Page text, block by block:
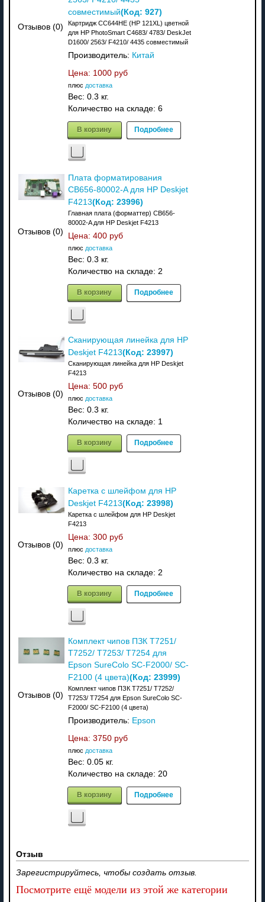
Отзывов (0)
совместимый(Код: 927)
Картридж CC644HE (HP 121XL) цветной
для HP PhotoSmart C4683/ 4783/ DeskJet
D1600/ 2563/ F4210/ 4435 совместимый
Производитель: Китай
Цена: 1000 руб
плюс доставка
Вес: 0.3 кг.
Количество на складе: 6
В корзину Подробнее
Отзывов (0)
Плата форматирования
CB656-80002-A для HP Deskjet
F4213(Код: 23996)
Главная плата (форматтер) CB656-
80002-A для HP Deskjet F4213
Цена: 400 руб
плюс доставка
Вес: 0.3 кг.
Количество на складе: 2
В корзину Подробнее
Отзывов (0)
Сканирующая линейка для HP
Deskjet F4213(Код: 23997)
Сканирующая линейка для HP Deskjet
F4213
Цена: 500 руб
плюс доставка
Вес: 0.3 кг.
Количество на складе: 1
В корзину Подробнее
Отзывов (0)
Каретка с шлейфом для HP
Deskjet F4213(Код: 23998)
Каретка с шлейфом для HP Deskjet
F4213
Цена: 300 руб
плюс доставка
Вес: 0.3 кг.
Количество на складе: 2
В корзину Подробнее
Отзывов (0)
Комплект чипов ПЗК T7251/
T7252/ T7253/ T7254 для
Epson SureColo SC-F2000/ SC-
F2100 (4 цвета)(Код: 23999)
Комплект чипов ПЗК T7251/ T7252/
T7253/ T7254 для Epson SureColo SC-
F2000/ SC-F2100 (4 цвета)
Производитель: Epson
Цена: 3750 руб
плюс доставка
Вес: 0.05 кг.
Количество на складе: 20
В корзину Подробнее
Отзыв
Зарегистрируйтесь, чтобы создать отзыв.
Посмотрите ещё модели из этой же категории